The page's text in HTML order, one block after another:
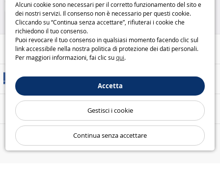
Alcuni cookie sono necessari per il corretto funzionamento del sito e
dei nostri servizi. Il consenso non è necessario per questi cookie.
Cliccando su “Continua senza accettare”, rifiuterai i cookie che
richiedono il tuo consenso.
Puoi revocare il tuo consenso in qualsiasi momento facendo clic sul
link accessibile nella nostra politica di protezione dei dati personali.
Per maggiori informazioni, fai clic suqui.
Accetta
Gestisci i cookie
Continua senza accettare
Pile, cavi e caricatori
Aiuto / Contatti
Metodi di consegna
Pagamento sicuro
Le nostre garanzie